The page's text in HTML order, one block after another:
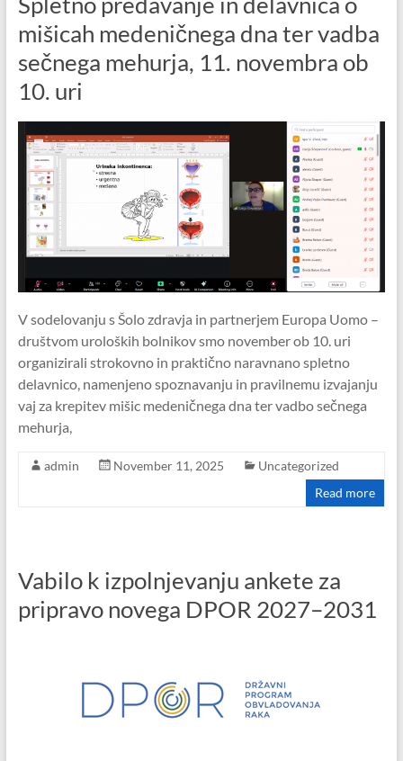
mišicah medeničnega dna ter vadba
sečnega mehurja, 11. novembra ob
10. uri
V sodelovanju s Šolo zdravja in partnerjem Europa Uomo –
društvom uroloških bolnikov smo november ob 10. uri
organizirali strokovno in praktično naravnano spletno
delavnico, namenjeno spoznavanju in pravilnemu izvajanju
vaj za krepitev mišic medeničnega dna ter vadbo sečnega
mehurja,
admin November 11, 2025
Uncategorized
Read more
Vabilo k izpolnjevanju ankete za
pripravo novega DPOR 2027–2031